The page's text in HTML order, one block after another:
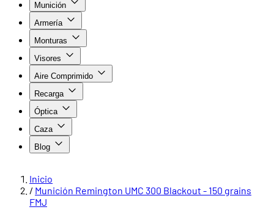
Munición
Armería
Monturas
Visores
Aire Comprimido
Recarga
Óptica
Caza
Blog
Inicio
/ Munición Remington UMC 300 Blackout - 150 grains
FMJ